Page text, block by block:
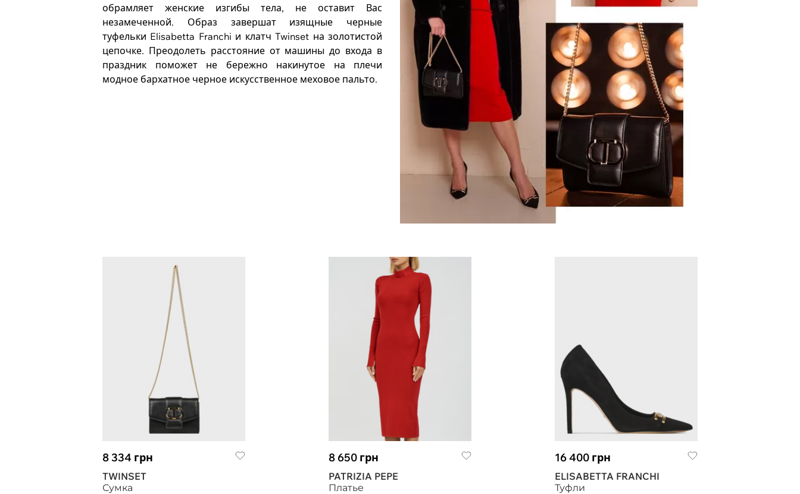
обрамляет женские изгибы тела, не оставит Вас
незамеченной. Образ завершат изящные черные
туфельки Elisabetta Franchi и клатч Twinset на золотистой
цепочке. Преодолеть расстояние от машины до входа в
праздник поможет не бережно накинутое на плечи
модное бархатное черное искусственное меховое пальто.
8 334 грн
TWINSET
Сумка
8 650 грн
PATRIZIA PEPE
Платье
16 400 грн
ELISABETTA FRANCHI
Туфли